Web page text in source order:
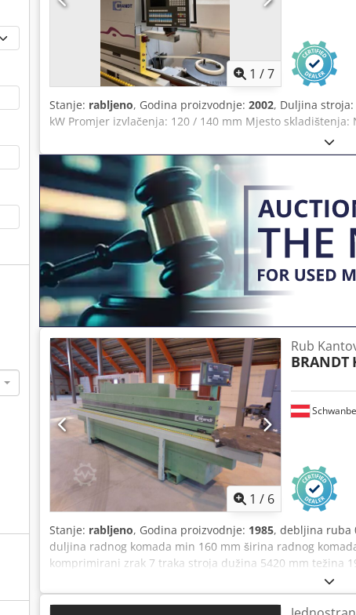
1 /7
Stanje: rabljeno, Godina proizvodnje: 2002, Duljina stroja:
kW Promjer izvlačenja: 120 / 140 mm Mjesto skladištenja:
1 / 6
Rub
BRANDT
Stanje: rabljeno, Godina proizvodnje: 1985, debljina ruba
duljina radnog komada min 160 mm širina radnog
komprimirani zrak 7 traka stroja dužina 5420 mm težina
nanošenje ljepila valjak s lijevim i desnim rubom rebra za
pneumatske grede pneumatski tlačni valjci za rubnu
kombinovana rezna kombinacija s 2 agregata, 1.